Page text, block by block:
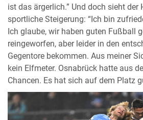
ist das ärgerlich.” Und doch sieht der
sportliche Steigerung: “Ich bin
Ich glaube, wir haben guten Fußball
reingeworfen, aber leider in den
Gegentore bekommen. Aus meiner
kein Elfmeter. Osnabrück hatte aus
Chancen. Es hat sich auf dem Platz